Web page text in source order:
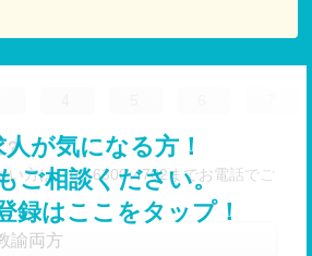
が気になる方！
ご相談ください。
録はここをタップ！
？
い方は、03-6300-4702までお電話でご
諭両方